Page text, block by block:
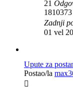
21
1810373
Zadnji
01 vel
Upute za
Postao/la